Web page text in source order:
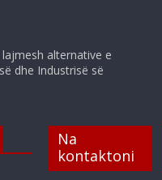
alternative e
dhe Industrisë së
Na
kontaktoni